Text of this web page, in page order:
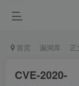
首页 漏洞库 正
CVE-2020-